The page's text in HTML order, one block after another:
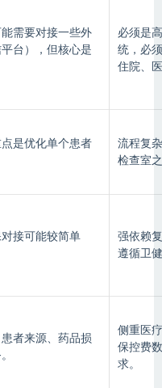
需要对接一些外
台），但核心是
必须是
统，必
住院、
是优化单个患者
流程复
检查室
接可能较简单
强依赖
遵循卫
者来源、药品损
侧重医
保控费
求。